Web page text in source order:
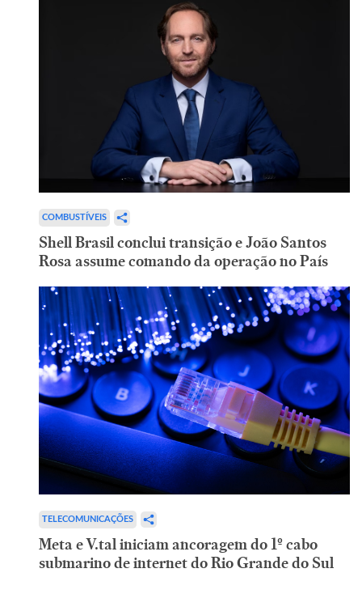
COMBUSTÍVEIS
Shell Brasil conclui transição e João Santos
Rosa assume comando da operação no País
TELECOMUNICAÇÕES
Meta e V.tal iniciam ancoragem do 1º cabo
submarino de internet do Rio Grande do Sul